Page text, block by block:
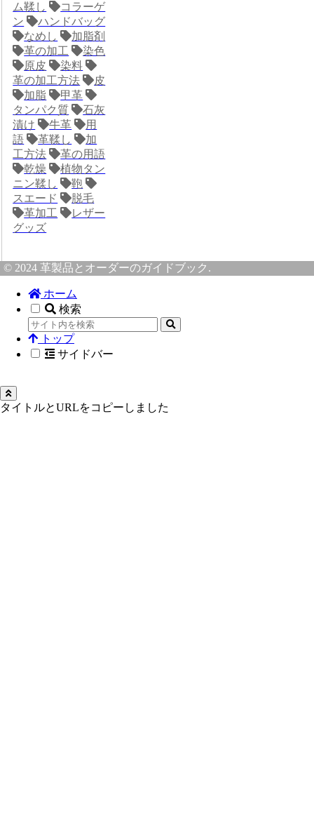
ム鞣し
コラーゲ
ン
ハンドバッグ
なめし
加脂剤
革の加工
染色
原皮
染料
革の加工方法
皮
加脂
甲革
タンパク質
石灰
漬け
牛革
用
語
革鞣し
加
工方法
革の用語
乾燥
植物タン
ニン鞣し
鞄
スエード
脱毛
革加工
レザー
グッズ
© 2024 革製品とオーダーのガイドブック.
ホーム
検索
トップ
サイドバー
タイトルとURLをコピーしました